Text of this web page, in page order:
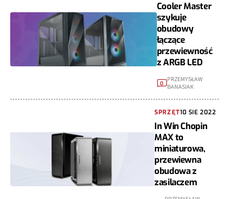
Cooler Master
szykuje
obudowy
łączące
przewiewność
z ARGB LED
0 PRZEMYSŁAW
BANASIAK
SPRZĘT10 SIE 2022
In Win Chopin
MAX to
miniaturowa,
przewiewna
obudowa z
zasilaczem